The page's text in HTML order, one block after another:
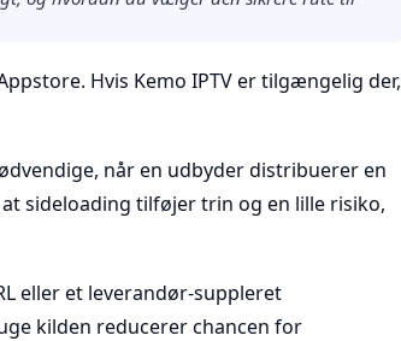
Hvis Kemo IPTV er tilgængelig der,
når en udbyder distribuerer en
sideloading tilføjer trin og en lille risiko,
eller et leverandør-suppleret
kilden reducerer chancen for